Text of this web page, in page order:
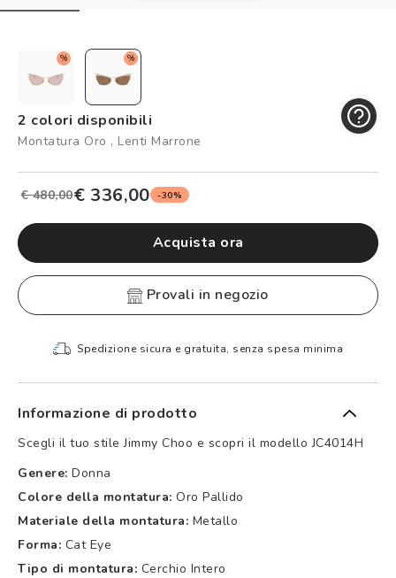
Logout
% %
2 colori disponibili
Montatura Oro , Lenti Marrone
€ 480,00€ 336,00 -30%
Acquista ora
provali in negozio
Spedizione sicura e gratuita, senza spesa minima
Informazione di prodotto
Scegli il tuo stile Jimmy Choo e scopri il modello JC4014H
Genere: Donna
Colore della montatura: Oro Pallido
Materiale della montatura: Metallo
Forma: Cat Eye
Tipo di montatura: Cerchio Intero